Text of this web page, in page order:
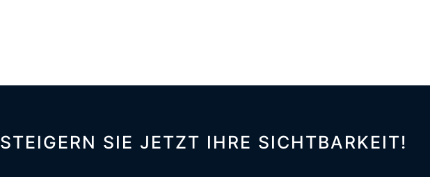
STEIGERN SIE JETZT IHRE SICHTBARKEIT!